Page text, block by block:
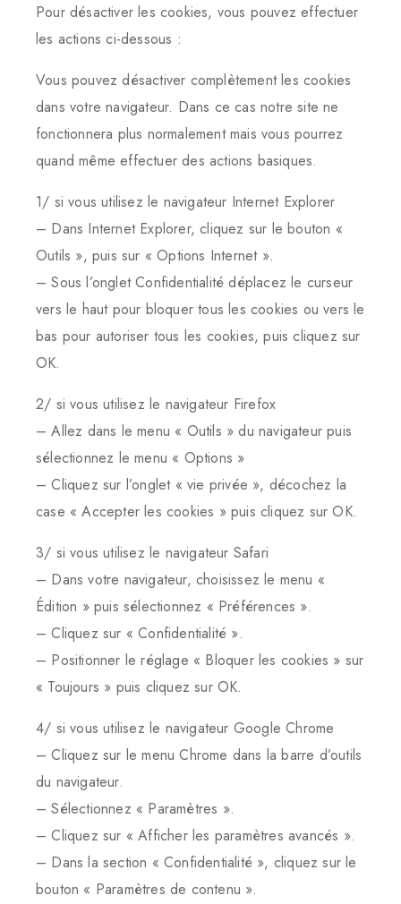
Pour désactiver les cookies, vous pouvez effectuer
les actions ci-dessous :
Vous pouvez désactiver complètement les cookies
dans votre navigateur. Dans ce cas notre site ne
fonctionnera plus normalement mais vous pourrez
quand même effectuer des actions basiques.
1/ si vous utilisez le navigateur Internet Explorer
– Dans Internet Explorer, cliquez sur le bouton «
Outils », puis sur « Options Internet ».
– Sous l’onglet Confidentialité déplacez le curseur
vers le haut pour bloquer tous les cookies ou vers le
bas pour autoriser tous les cookies, puis cliquez sur
OK.
2/ si vous utilisez le navigateur Firefox
– Allez dans le menu « Outils » du navigateur puis
sélectionnez le menu « Options »
– Cliquez sur l’onglet « vie privée », décochez la
case « Accepter les cookies » puis cliquez sur OK.
3/ si vous utilisez le navigateur Safari
– Dans votre navigateur, choisissez le menu «
Édition » puis sélectionnez « Préférences ».
– Cliquez sur « Confidentialité ».
– Positionner le réglage « Bloquer les cookies » sur
« Toujours » puis cliquez sur OK.
4/ si vous utilisez le navigateur Google Chrome
– Cliquez sur le menu Chrome dans la barre d’outils
du navigateur.
– Sélectionnez « Paramètres ».
– Cliquez sur « Afficher les paramètres avancés ».
– Dans la section « Confidentialité », cliquez sur le
bouton « Paramètres de contenu ».